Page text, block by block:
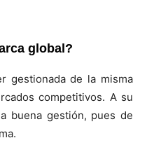
global?
gestionada de la misma
competitivos. A su
buena gestión, pues de